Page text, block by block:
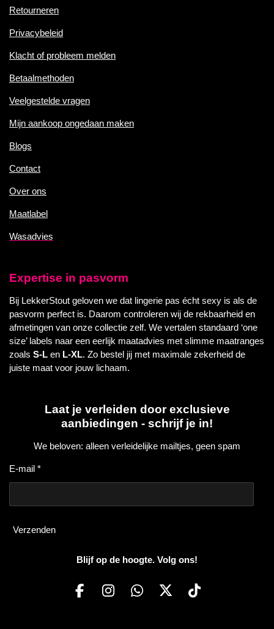
Retourneren
Privacybeleid
Klacht of probleem melden
Betaalmethoden
Veelgestelde vragen
Mijn aankoop ongedaan maken
Blogs
Contact
Over ons
Maatlabel
Wasadvies
Expertise in pasvorm
Bij LekkerStout geloven we dat lingerie pas écht sexy is als de
pasvorm perfect is. Daarom controleren wij de rekbaarheid en
afmetingen van onze collectie zelf. We vertalen standaard ‘one
size’ labels naar een eerlijk maatadvies met slimme maatranges
zoals S-L en L-XL. Zo bestel jij met maximale zekerheid de
juiste maat voor jouw lichaam.
Laat je verleiden door exclusieve
aanbiedingen - schrijf je in!
We beloven: alleen verleidelijke mailtjes, geen spam
E-mail *
Verzenden
Blijf op de hoogte. Volg ons!
F
I
W
X
T